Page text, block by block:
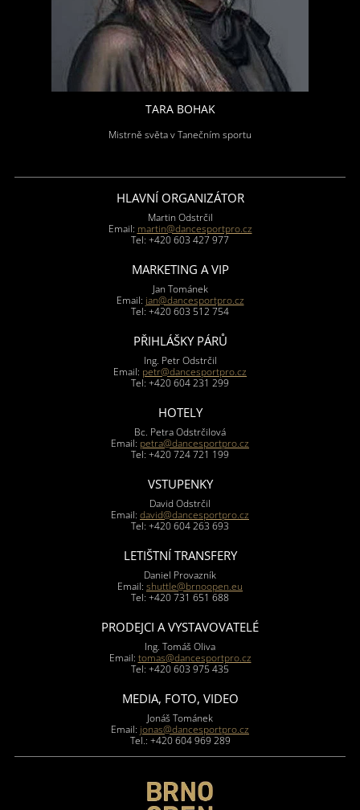
TARA BOHAK
Mistrně světa v Tanečním sportu
HLAVNÍ ORGANIZÁTOR
Martin Odstrčil
Email: martin@dancesportpro.cz
Tel: +420 603 427 977
MARKETING A VIP
Jan Tománek
Email: jan@dancesportpro.cz
Tel: +420 603 512 754
PŘIHLÁŠKY PÁRŮ
Ing. Petr Odstrčil
Email: petr@dancesportpro.cz
Tel: +420 604 231 299
HOTELY
Bc. Petra Odstrčilová
Email: petra@dancesportpro.cz
Tel: +420 724 721 199
VSTUPENKY
David Odstrčil
Email: david@dancesportpro.cz
Tel: +420 604 263 693
LETIŠTNÍ TRANSFERY
Daniel Provazník
Email: shuttle@brnoopen.eu
Tel: +420 731 651 688
PRODEJCI A VYSTAVOVATELÉ
Ing. Tomáš Oliva
Email: tomas@dancesportpro.cz
Tel: +420 603 975 435
MEDIA, FOTO, VIDEO
Jonáš Tománek
Email: jonas@dancesportpro.cz
Tel.: +420 604 969 289